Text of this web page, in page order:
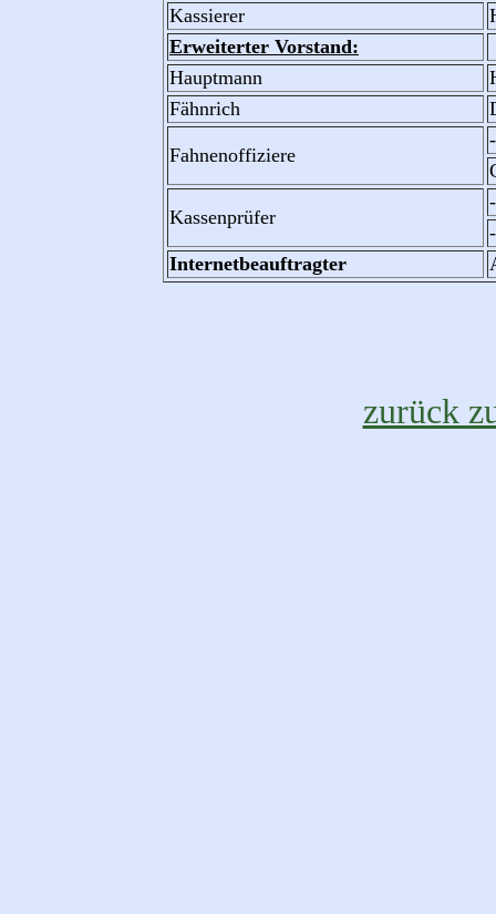
Kassierer
Erweiterter Vorstand:
Hauptmann
Fähnrich
Fahnenoffiziere
Kassenprüfer
Internetbeauftragter
zurück